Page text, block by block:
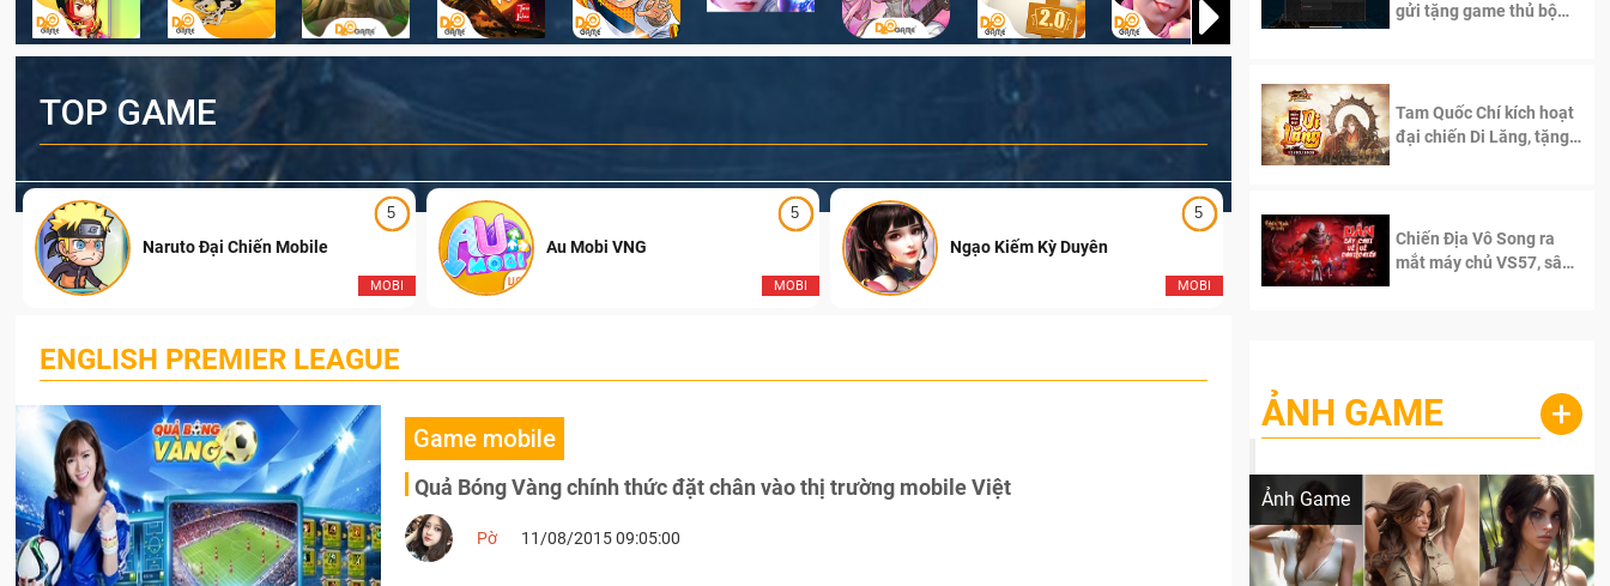
TOP GAME
5
MOBI
Naruto Đại Chiến Mobile
5
MOBI
Au Mobi VNG
5
MOBI
Ngạo Kiếm Kỳ Duyên Ngạo Thiên Mobile
ENGLISH PREMIER LEAGUE
Game mobile
Quả Bóng Vàng chính thức đặt chân vào thị trường mobile Việt
Pờ 11/08/2015 09:05:00
gửi tặng game thủ bộ
Tam Quốc Chí kích hoạt
đại chiến Di Lăng, tặng
Chiến Địa Vô Song ra
mắt máy chủ VS57, sân
ẢNH GAME +
Ảnh Game
Lala Croft vừa nóng vừa xinh dưới nét vẽ